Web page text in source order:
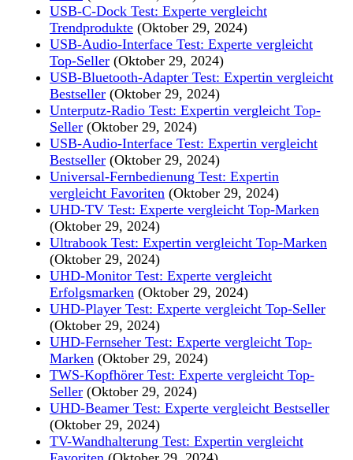
USB-C-Dock Test: Experte vergleicht
Trendprodukte (Oktober 29, 2024)
USB-Audio-Interface Test: Experte vergleicht
Top-Seller (Oktober 29, 2024)
USB-Bluetooth-Adapter Test: Expertin vergleicht
Bestseller (Oktober 29, 2024)
Unterputz-Radio Test: Expertin vergleicht Top-
Seller (Oktober 29, 2024)
USB-Audio-Interface Test: Expertin vergleicht
Bestseller (Oktober 29, 2024)
Universal-Fernbedienung Test: Expertin
vergleicht Favoriten (Oktober 29, 2024)
UHD-TV Test: Experte vergleicht Top-Marken
(Oktober 29, 2024)
Ultrabook Test: Expertin vergleicht Top-Marken
(Oktober 29, 2024)
UHD-Monitor Test: Experte vergleicht
Erfolgsmarken (Oktober 29, 2024)
UHD-Player Test: Experte vergleicht Top-Seller
(Oktober 29, 2024)
UHD-Fernseher Test: Experte vergleicht Top-
Marken (Oktober 29, 2024)
TWS-Kopfhörer Test: Experte vergleicht Top-
Seller (Oktober 29, 2024)
UHD-Beamer Test: Experte vergleicht Bestseller
(Oktober 29, 2024)
TV-Wandhalterung Test: Expertin vergleicht